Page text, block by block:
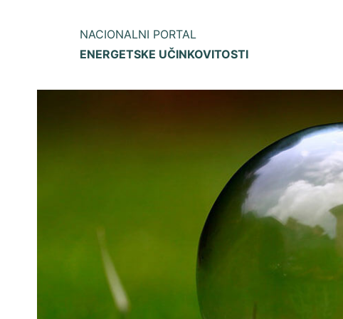
NACIONALNI PORTAL
ENERGETSKE UČINKOVITOSTI